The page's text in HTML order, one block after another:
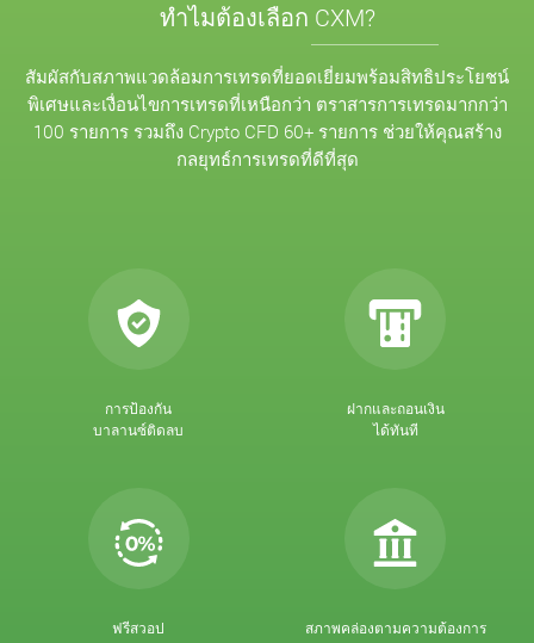
ทำไมต้องเลือก CXM?
สัมผัสกับสภาพแวดล้อมการเทรดที่ยอดเยี่ยมพร้อมสิทธิประโยชน์
พิเศษและเงื่อนไขการเทรดที่เหนือกว่า ตราสารการเทรดมากกว่า
100 รายการ รวมถึง Crypto CFD 60+ รายการ ช่วยให้คุณสร้าง
กลยุทธ์การเทรดที่ดีที่สุด
การป้องกัน
บาลานซ์ติดลบ
ฝากและถอนเงิน
ได้ทันที
ฟรีสวอป สภาพคล่องตามความต้องการ